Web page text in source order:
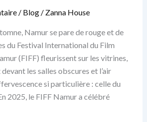
/ Blog/ Zanna House
Namur se pare de rouge et de
du Festival International du Film
(FIFF) fleurissent sur les vitrines,
les salles obscures et l’air
si particulière : celle du
2025, le FIFF Namur a célébré